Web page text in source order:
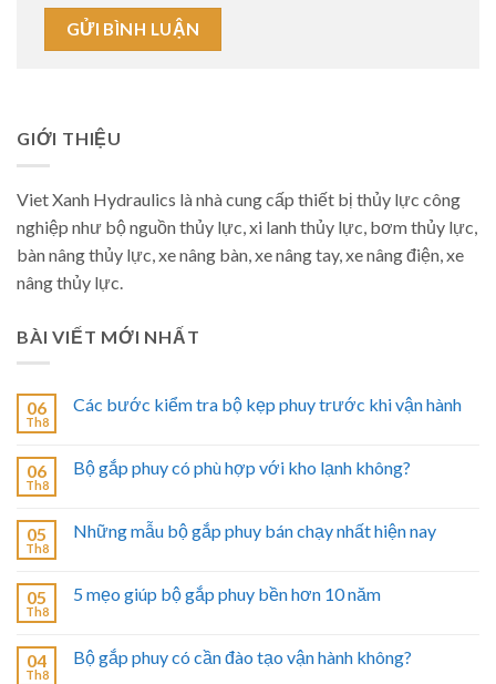
GIỚI THIỆU
Viet Xanh Hydraulics là nhà cung cấp thiết bị thủy lực công
nghiệp như bộ nguồn thủy lực, xi lanh thủy lực, bơm thủy lực,
bàn nâng thủy lực, xe nâng bàn, xe nâng tay, xe nâng điện, xe
nâng thủy lực.
BÀI VIẾT MỚI NHẤT
06
Th8
Các bước kiểm tra bộ kẹp phuy trước khi vận hành
06
Th8
Bộ gắp phuy có phù hợp với kho lạnh không?
05
Th8
Những mẫu bộ gắp phuy bán chạy nhất hiện nay
05
Th8
5 mẹo giúp bộ gắp phuy bền hơn 10 năm
04
Th8
Bộ gắp phuy có cần đào tạo vận hành không?